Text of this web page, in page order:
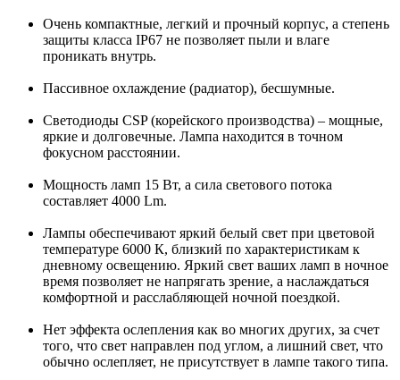
Очень компактные, легкий и прочный корпус, а степень
защиты класса IP67 не позволяет пыли и влаге
проникать внутрь.
Пассивное охлаждение (радиатор), бесшумные.
Светодиоды CSP (корейского производства) – мощные,
яркие и долговечные. Лампа находится в точном
фокусном расстоянии.
Мощность ламп 15 Вт, а сила светового потока
составляет 4000 Lm.
Лампы обеспечивают яркий белый свет при цветовой
температуре 6000 К, близкий по характеристикам к
дневному освещению. Яркий свет ваших ламп в ночное
время позволяет не напрягать зрение, а наслаждаться
комфортной и расслабляющей ночной поездкой.
Нет эффекта ослепления как во многих других, за счет
того, что свет направлен под углом, а лишний свет, что
обычно ослепляет, не присутствует в лампе такого типа.